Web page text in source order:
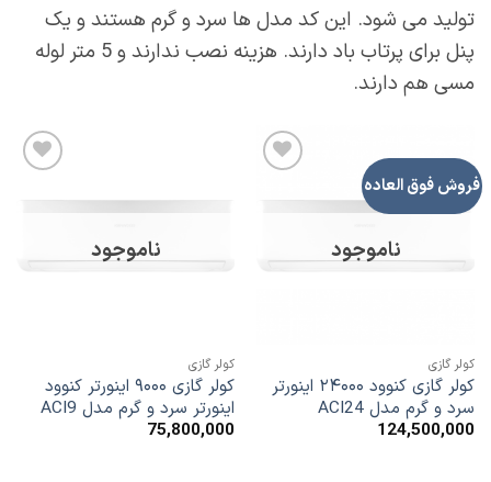
تولید می شود. این کد مدل ها سرد و گرم هستند و یک
پنل برای پرتاب باد دارند. هزینه نصب ندارند و 5 متر لوله
مسی هم دارند.
فروش فوق العاده
ها
ناموجود
کولر گازی
کولر گازی کنوود ۲۴۰۰۰ اینورتر
سرد و گرم مدل ACI24
124,500,000
ها
ناموجود
کولر گازی
کولر گازی ۹۰۰۰ اینورتر کنوود
اینورتر سرد و گرم مدل ACI9
75,800,000